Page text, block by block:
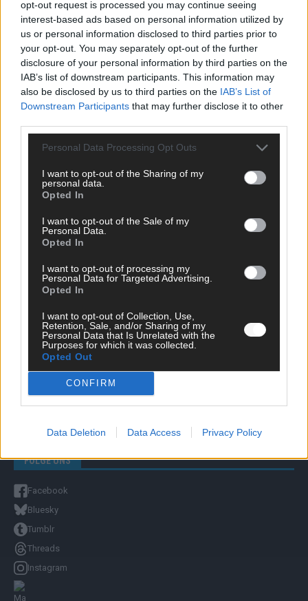
opt-out request is processed you may continue seeing
interest-based ads based on personal information utilized by
us or personal information disclosed to third parties prior to
your opt-out. You may separately opt-out of the further
disclosure of your personal information by third parties on the
IAB’s list of downstream participants. This information may
also be disclosed by us to third parties on the IAB’s List of
Downstream Participants that may further disclose it to other
Personal Data Processing Opt Outs
I want to opt-out of the Sharing of my
personal data.
Opted In
I want to opt-out of the Sale of my
Personal Data.
Opted In
I want to opt-out of processing my
Personal Data for Targeted Advertising.
Opted In
I want to opt-out of Collection, Use,
Retention, Sale, and/or Sharing of my
Personal Data that Is Unrelated with the
Purposes for which it was collected.
Opted Out
CONFIRM
Data Deletion Data Access Privacy Policy
SCHNELL ZUM RESSORT
Nachrichten
Politik
Wirtschaft
Ratgeber
Wissen
Kommentar
Streams & Storys
FLASH – DAS VIDEOPORTAL
Unternehmensporträt
Ehtikrichtlinie & Faktencheck
YOUTUBE
FLASHauf YouTube
FOLGE UNS
Facebook
Bluesky
Tumblr
Threads
Instagram